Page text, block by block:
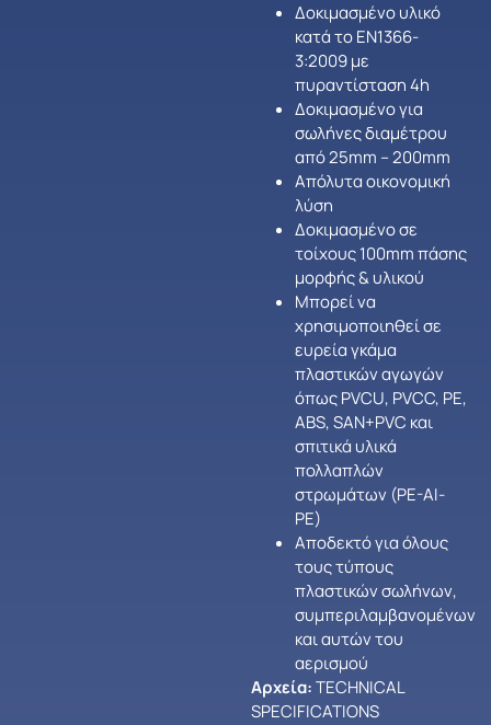
Δοκιμασμένο υλικό
κατά το ΕΝ1366-
3:2009 με
πυραντίσταση 4h
Δοκιμασμένο για
σωλήνες διαμέτρου
από 25mm – 200mm
Απόλυτα οικονομική
λύση
Δοκιμασμένο σε
τοίχους 100mm πάσης
μορφής & υλικού
Μπορεί να
χρησιμοποιηθεί σε
ευρεία γκάμα
πλαστικών αγωγών
όπως PVCU, PVCC, PE,
ABS, SAN+PVC και
σπιτικά υλικά
πολλαπλών
στρωμάτων (PE-AI-
PE)
Αποδεκτό για όλους
τους τύπους
πλαστικών σωλήνων,
συμπεριλαμβανομένων
και αυτών του
αερισμού
Αρχεία:TECHNICAL
SPECIFICATIONS